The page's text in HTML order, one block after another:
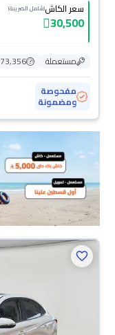
سعر الكاش(شامل الضريبة)
30,500
مستعملة
73,356 كم
مفحوصة
ومضمونة